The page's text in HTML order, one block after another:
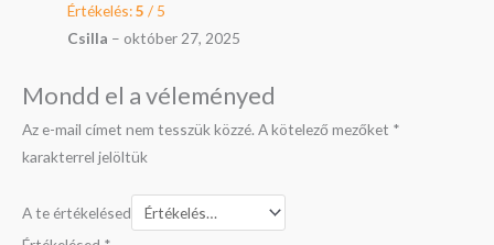
Értékelés:5 / 5
Csilla – október 27, 2025
Mondd el a véleményed
Az e-mail címet nem tesszük közzé. A kötelező mezőket *
karakterrel jelöltük
A te értékelésed